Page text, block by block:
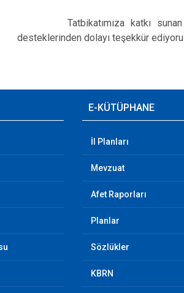
Tatbikatımıza katkı sunan
desteklerinden dolayı teşekkür
E-KÜTÜPHANE
İl Planları
Mevzuat
Afet Raporları
Planlar
Sözlükler
KBRN